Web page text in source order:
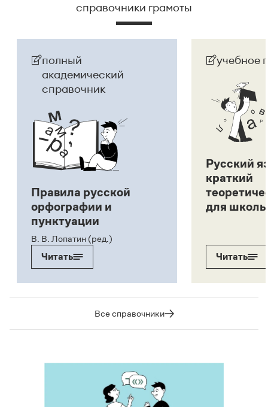
справочники грамоты
полный
академический
справочник
Правила русской
орфографии и
пунктуации
В. В. Лопатин (ред.)
Читать
учебное
Русский
краткий
для
Читать
Все справочники